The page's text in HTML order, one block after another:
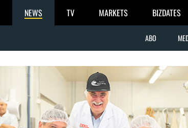
NEWS TV MARKETS BIZDATES
ABO